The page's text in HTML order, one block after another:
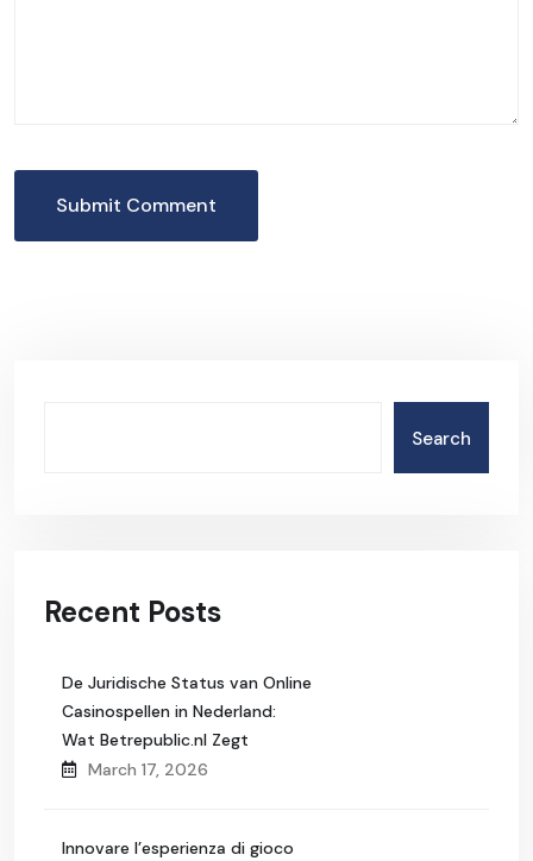
Submit Comment
Search
Recent Posts
De Juridische Status van Online
Casinospellen in Nederland:
Wat Betrepublic.nl Zegt
March 17, 2026
Innovare l’esperienza di gioco